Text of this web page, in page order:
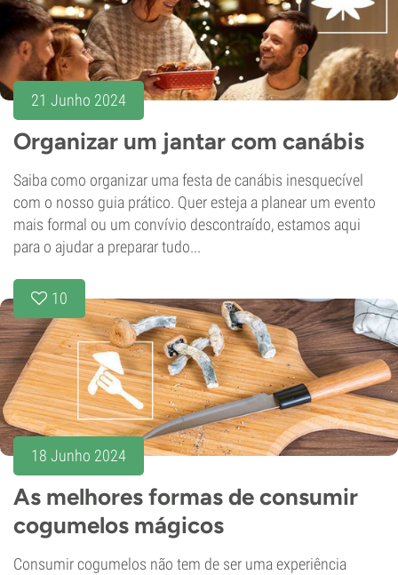
21 Junho 2024
Organizar um jantar com canábis
Saiba como organizar uma festa de canábis inesquecível
com o nosso guia prático. Quer esteja a planear um evento
mais formal ou um convívio descontraído, estamos aqui
para o ajudar a preparar tudo...
10
18 Junho 2024
As melhores formas de consumir
cogumelos mágicos
Consumir cogumelos não tem de ser uma experiência